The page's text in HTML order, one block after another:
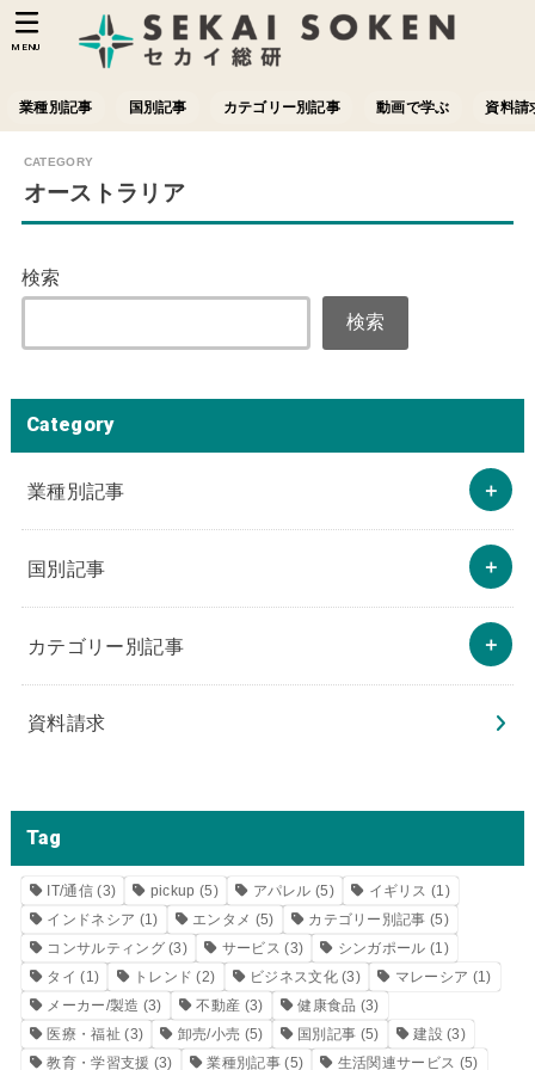
業種別記事 国別記事 カテゴリー別記事 動画で学ぶ 資料請
MENU
オーストラリア
検索
検索
Category
業種別記事
国別記事
カテゴリー別記事
資料請求
Tag
IT/通信(3) pickup (5) アパレル (5) イギリス (1)
インドネシア (1) エンタメ (5) カテゴリー別記事 (5)
コンサルティング(3) サービス (3) シンガポール (1)
タイ (1) トレンド (2) ビジネス文化(3) マレーシア (1)
メーカー/製造 (3) 不動産 (3) 健康食品 (3)
医療・福祉 (3) 卸売/小売 (5) 国別記事 (5) 建設 (3)
教育・学習支援 (3) 業種別記事(5) 生活関連サービス (5)